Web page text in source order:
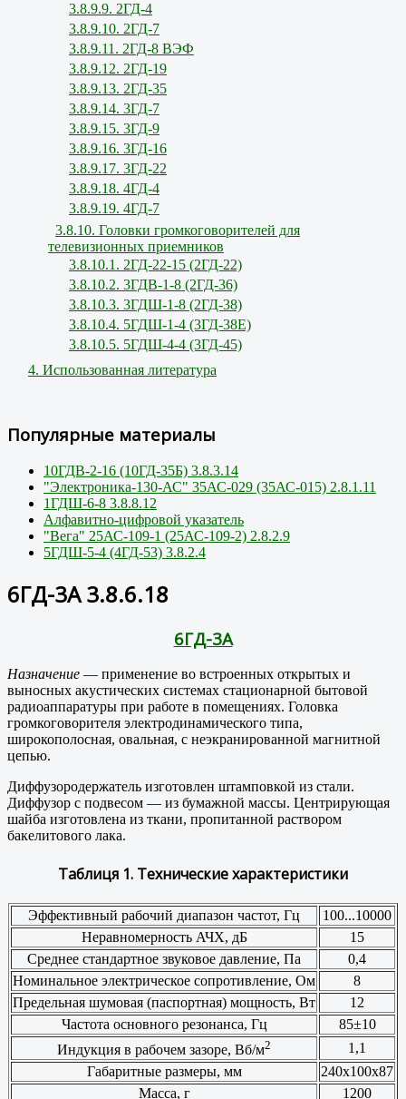
3.8.9.9. 2ГД-4
3.8.9.10. 2ГД-7
3.8.9.11. 2ГД-8 ВЭФ
3.8.9.12. 2ГД-19
3.8.9.13. 2ГД-35
3.8.9.14. 3ГД-7
3.8.9.15. 3ГД-9
3.8.9.16. 3ГД-16
3.8.9.17. 3ГД-22
3.8.9.18. 4ГД-4
3.8.9.19. 4ГД-7
3.8.10. Головки громкоговорителей для
телевизионных приемников
3.8.10.1. 2ГД-22-15 (2ГД-22)
3.8.10.2. 3ГДВ-1-8 (2ГД-36)
3.8.10.3. 3ГДШ-1-8 (2ГД-38)
3.8.10.4. 5ГДШ-1-4 (3ГД-38Е)
3.8.10.5. 5ГДШ-4-4 (3ГД-45)
4. Использованная литература
Популярные материалы
10ГДВ-2-16 (10ГД-35Б) 3.8.3.14
"Электроника-130-АС" 35АС-029 (35АС-015) 2.8.1.11
1ГДШ-6-8 3.8.8.12
Алфавитно-цифровой указатель
"Вега" 25АС-109-1 (25АС-109-2) 2.8.2.9
5ГДШ-5-4 (4ГД-53) 3.8.2.4
6ГД-3А 3.8.6.18
6ГД-3А
Назначение — применение во встроенных открытых и
выносных акустических системах стационарной бытовой
радиоаппаратуры при работе в помещениях. Головка
громкоговорителя электродинамического типа,
широкополосная, овальная, с неэкранированной магнитной
цепью.
Диффузородержатель изготовлен штамповкой из стали.
Диффузор с подвесом — из бумажной массы. Центрирующая
шайба изготовлена из ткани, пропитанной раствором
бакелитового лака.
Таблиця 1. Технические характеристики
Эффективный рабочий диапазон частот, Гц
100...10000
Неравномерность АЧХ, дБ
15
Среднее стандартное звуковое давление, Па
0,4
Номинальное электрическое сопротивление, Ом
8
Предельная шумовая (паспортная) мощность, Вт
12
Частота основного резонанса, Гц
85±10
Индукция в рабочем зазоре, Вб/м2
1,1
Габаритные размеры, мм
240x100x87
Масса, г
1200